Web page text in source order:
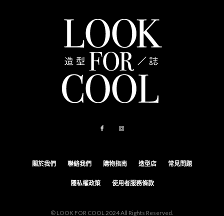
關於我們 聯絡我們 購物指南 造型店 常見問題
隱私權政策 使用者服務條款
© LOOK FOR COOL 2024 All Rights Reserved.